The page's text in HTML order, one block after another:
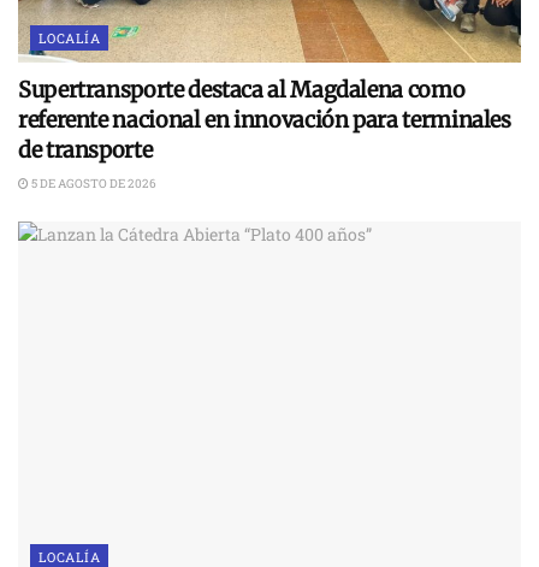
LOCALÍA
Supertransporte destaca al Magdalena como
referente nacional en innovación para terminales
de transporte
5 DE AGOSTO DE 2026
LOCALÍA